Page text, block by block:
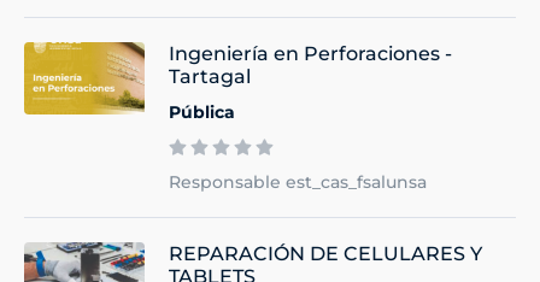
Ingeniería en Perforaciones -
Tartagal
Pública
Responsable est_cas_fsalunsa
REPARACIÓN DE CELULARES Y
TABLETS